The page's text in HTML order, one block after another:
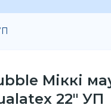
Міккі
22" УП